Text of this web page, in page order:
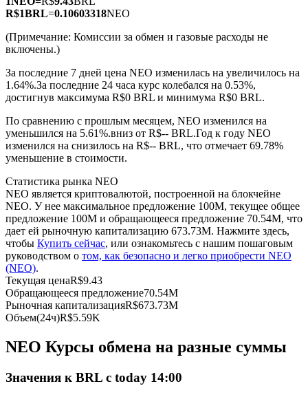
сырьевые товары
USDC фьючерсы
обеспечения
Копирование торговли
Присоединяйтесь к лучшим трейдерам
R$1BRL=0.10603318NEO
(Примечание: Комиссии за обмен и газовые расходы не
включены.)
За последние 7 дней цена NEO изменилась на увеличилось на
1.64%.За последние 24 часа курс колебался на 0.53%,
достигнув максимума R$0 BRL и минимума R$0 BRL.
По сравнению с прошлым месяцем, NEO изменился на
уменьшился на 5.61%.вниз от R$-- BRL.Год к году NEO
изменился на снизилось на R$-- BRL, что отмечает 69.78%
уменьшение в стоимости.
Статистика рынка NEO
NEO является криптовалютой, построенной на блокчейне
NEO. У нее максимальное предложение 100M, текущее общее
предложение 100M и обращающееся предложение 70.54M, что
дает ей рыночную капитализацию 673.73M. Нажмите здесь,
чтобы Купить сейчас, или ознакомьтесь с нашим пошаговым
руководством о том, как безопасно и легко приобрести NEO
(NEO).
Текущая ценаR$9.43
Обращающееся предложение70.54M
Рыночная капитализацияR$673.73M
Объем(24ч)R$5.59K
NEO Курсы обмена на разные суммы
Значения к BRL с today 14:00